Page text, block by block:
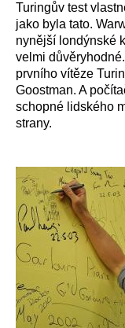
Turingův test
jako byla tato.
nynější londýnské
velmi
prvního vítěze
Goostman. A
schopné lidského
strany.